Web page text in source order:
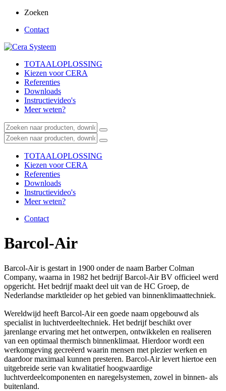
Zoeken
Contact
TOTAALOPLOSSING
Kiezen voor CERA
Referenties
Downloads
Instructievideo's
Meer weten?
TOTAALOPLOSSING
Kiezen voor CERA
Referenties
Downloads
Instructievideo's
Meer weten?
Contact
Barcol-Air
Barcol-Air is gestart in 1900 onder de naam Barber Colman
Company, waarna in 1982 het bedrijf Barcol-Air BV officieel werd
opgericht. Het bedrijf maakt deel uit van de HC Groep, de
Nederlandse marktleider op het gebied van binnenklimaattechniek.
Wereldwijd heeft Barcol-Air een goede naam opgebouwd als
specialist in luchtverdeeltechniek. Het bedrijf beschikt over
jarenlange ervaring met het ontwerpen, ontwikkelen en realiseren
van een optimaal thermisch binnenklimaat. Hierdoor wordt een
werkomgeving gecreëerd waarin mensen met plezier werken en
daardoor maximaal kunnen presteren. Barcol-Air levert hiertoe een
uitgebreide serie van kwalitatief hoogwaardige
luchtverdeelcomponenten en naregelsystemen, zowel in binnen- als
buitenland.